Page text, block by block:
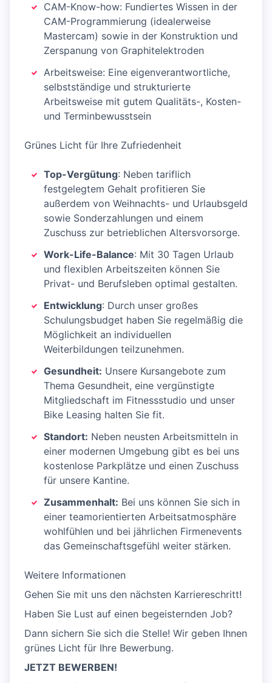
CAM-Know-how: Fundiertes Wissen in der
CAM-Programmierung (idealerweise
Mastercam) sowie in der Konstruktion und
Zerspanung von Graphitelektroden
Arbeitsweise: Eine eigenverantwortliche,
selbstständige und strukturierte
Arbeitsweise mit gutem Qualitäts-, Kosten-
und Terminbewusstsein
Grünes Licht für Ihre Zufriedenheit
Top-Vergütung: Neben tariflich
festgelegtem Gehalt profitieren Sie
außerdem von Weihnachts- und Urlaubsgeld
sowie Sonderzahlungen und einem
Zuschuss zur betrieblichen Altersvorsorge.
Work-Life-Balance: Mit 30 Tagen Urlaub
und flexiblen Arbeitszeiten können Sie
Privat- und Berufsleben optimal gestalten.
Entwicklung: Durch unser großes
Schulungsbudget haben Sie regelmäßig die
Möglichkeit an individuellen
Weiterbildungen teilzunehmen.
Gesundheit: Unsere Kursangebote zum
Thema Gesundheit, eine vergünstigte
Mitgliedschaft im Fitnessstudio und unser
Bike Leasing halten Sie fit.
Standort: Neben neusten Arbeitsmitteln in
einer modernen Umgebung gibt es bei uns
kostenlose Parkplätze und einen Zuschuss
für unsere Kantine.
Zusammenhalt: Bei uns können Sie sich in
einer teamorientierten Arbeitsatmosphäre
wohlfühlen und bei jährlichen Firmenevents
das Gemeinschaftsgefühl weiter stärken.
Weitere Informationen
Gehen Sie mit uns den nächsten Karriereschritt!
Haben Sie Lust auf einen begeisternden Job?
Dann sichern Sie sich die Stelle! Wir geben Ihnen
grünes Licht für Ihre Bewerbung.
JETZT BEWERBEN!